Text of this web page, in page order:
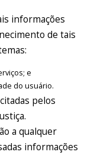
informações
de tais
e
do usuário.
pelos
a qualquer
informações